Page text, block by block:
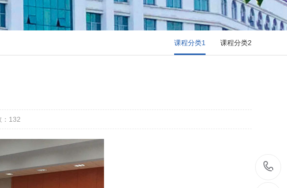
课程分类1 课程分类2
132